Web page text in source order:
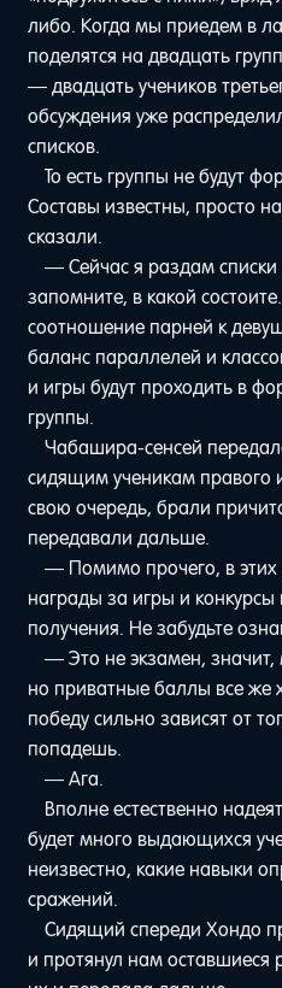
либо. Когда мы приедем в
поделятся на двадцать
— двадцать учеников
обсуждения уже
списков.
То есть группы не будут
Составы известны, просто
сказали.
— Сейчас я раздам списки
запомните, в какой
соотношение парней к
баланс параллелей и
и игры будут проходить в
группы.
Чабашира-сенсей
сидящим ученикам правого
свою очередь, брали
передавали дальше.
— Помимо прочего, в этих
награды за игры и конкурсы
получения. Не забудьте
— Это не экзамен, значит,
но приватные баллы все же
победу сильно зависят от
попадешь.
— Ага.
Вполне естественно
будет много выдающихся
неизвестно, какие навыки
сражений.
Сидящий спереди Хондо
и протянул нам оставшиеся